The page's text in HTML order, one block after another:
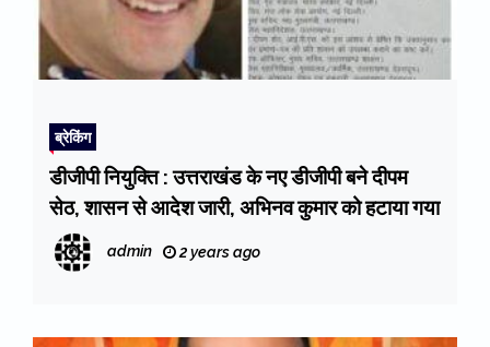
ब्रेकिंग
डीजीपी नियुक्ति : उत्तराखंड के नए डीजीपी बने दीपम
सेठ, शासन से आदेश जारी, अभिनव कुमार को हटाया गया
admin 2 years ago